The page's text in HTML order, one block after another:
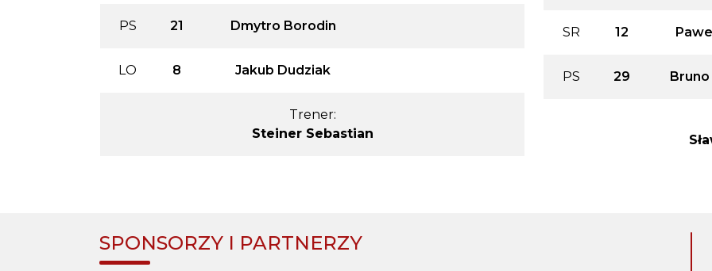
PS 21 Dmytro Borodin
LO 8 Jakub Dudziak
Trener:
Steiner Sebastian
SR 12
PS 29
SPONSORZY I PARTNERZY